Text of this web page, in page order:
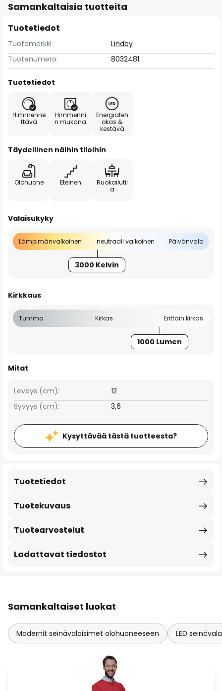
Samankaltaisia tuotteita
Tuotetiedot
Tuotemerkki
Lindby
Tuotenumero:
8032481
Tuotetiedot
Himmenne
ttävä
Himmenni
n mukana
Energiateh
okas &
kestävä
Täydellinen näihin tiloihin
Olohuone Eteinen
Ruokailutil
a
Valaisukyky
Lämpimänvalkoinen neutraali valkoinen Päivänvalo
3000 Kelvin
Kirkkaus
Tumma Kirkas Erittäin kirkas
1000 Lumen
Mitat
Leveys (cm):
12
Syvyys (cm):
3,6
Kysyttävää tästä tuotteesta?
Tuotekuvaus
Tuotetiedot
Tuotearvostelut
Ladattavat tiedostot
Samankaltaiset luokat
Modernit seinävalaisimet olohuoneeseen LED